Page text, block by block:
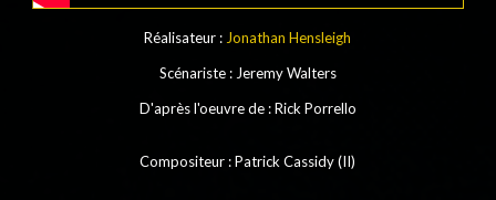
Réalisateur : Jonathan Hensleigh
Scénariste : Jeremy Walters
D'après l'oeuvre de : Rick Porrello
Compositeur : Patrick Cassidy (II)